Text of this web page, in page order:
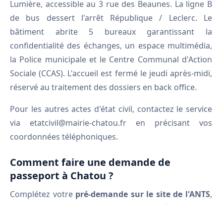
Lumière, accessible au 3 rue des Beaunes. La ligne B
de bus dessert l'arrêt République / Leclerc. Le
bâtiment abrite 5 bureaux garantissant la
confidentialité des échanges, un espace multimédia,
la Police municipale et le Centre Communal d'Action
Sociale (CCAS). L'accueil est fermé le jeudi après-midi,
réservé au traitement des dossiers en back office.
Pour les autres actes d'état civil, contactez le service
via etatcivil@mairie-chatou.fr en précisant vos
coordonnées téléphoniques.
Comment faire une demande de
passeport à Chatou ?
Complétez votre pré-demande sur le site de l'ANTS,